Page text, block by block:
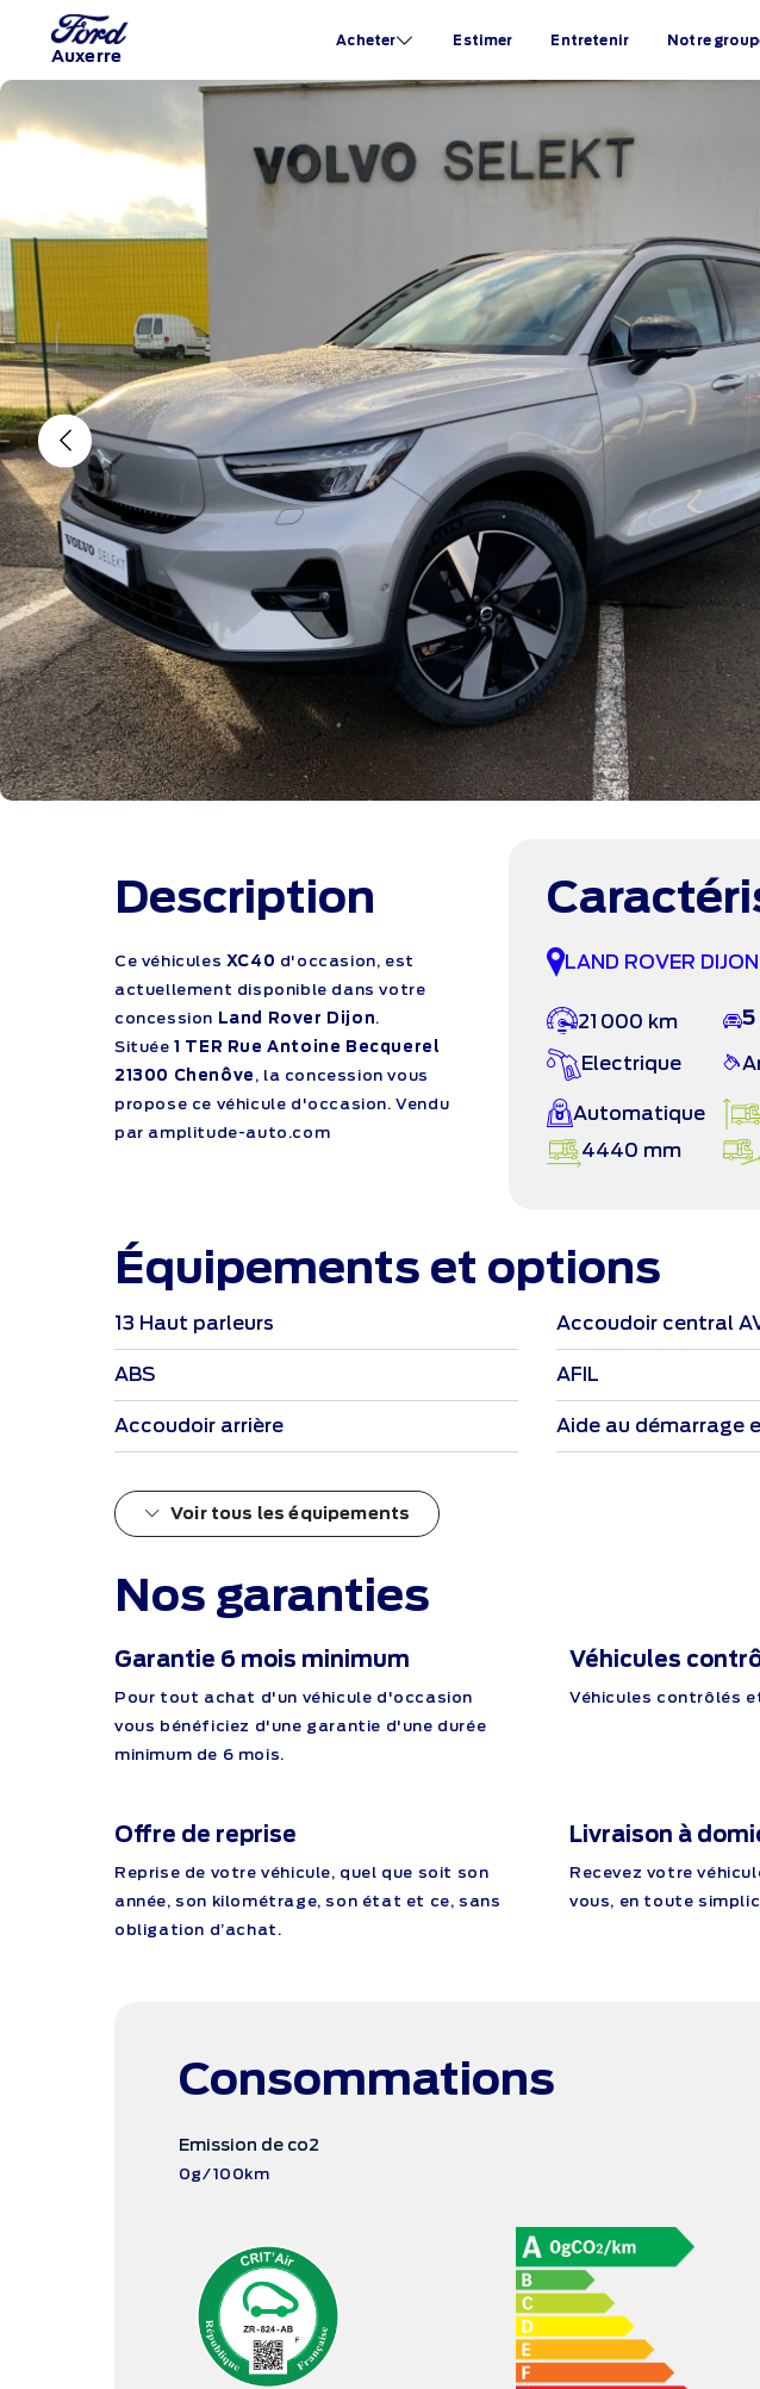
Auxerre
Acheter Estimer Entretenir Notre
Previous
Description
Ce véhicules XC40 d'occasion, est
actuellement disponible dans votre
concession Land Rover Dijon.
Située1 TER Rue Antoine Becquerel
21300 Chenôve , la concession vous
propose ce véhicule d'occasion. Vendu
par amplitude-auto.com
LAND ROVER DIJON
21 000 km
5
Electrique
Automatique
4440 mm
Équipements et options
13 Haut parleurs
ABS
Accoudoir arrière
Accoudoir central
AFIL
Aide au démarrage
Voir tous les équipements
Nos garanties
Garantie 6 mois minimum
Pour tout achat d'un véhicule d'occasion
vous bénéficiez d'une garantie d'une durée
minimum de 6 mois.
Véhicules
Véhicules contrôlés
Offre de reprise
Reprise de votre véhicule, quel que soit son
année, son kilométrage, son état et ce, sans
obligation d’achat.
Livraison à
Recevez votre
vous, en toute
Consommations
Emission de co2
0g/100km